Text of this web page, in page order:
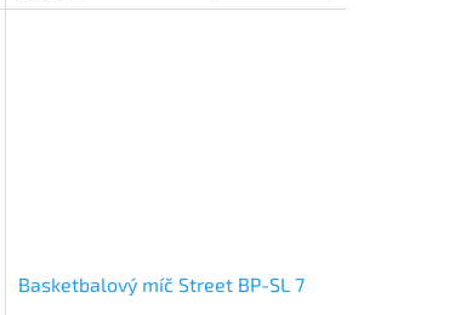
Basketbalový míč Street BP-SL 7